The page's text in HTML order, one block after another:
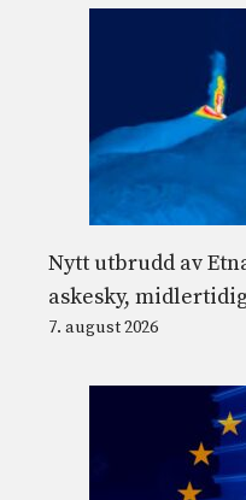
Nytt utbrudd av
askesky,
7. august 2026